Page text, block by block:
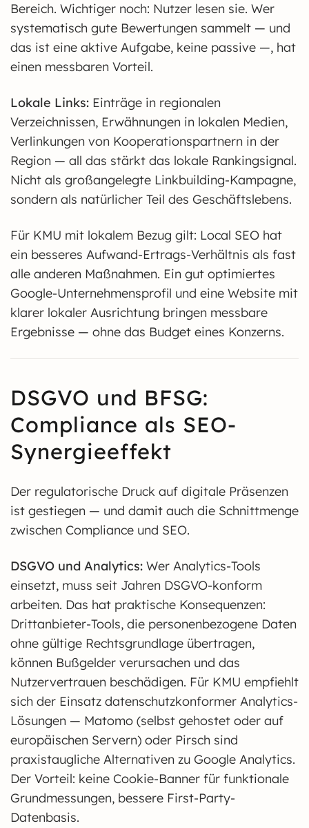
Bereich. Wichtiger noch: Nutzer lesen sie. Wer
systematisch gute Bewertungen sammelt — und
das ist eine aktive Aufgabe, keine passive —, hat
einen messbaren Vorteil.
Lokale Links: Einträge in regionalen
Verzeichnissen, Erwähnungen in lokalen Medien,
Verlinkungen von Kooperationspartnern in der
Region — all das stärkt das lokale Rankingsignal.
Nicht als großangelegte Linkbuilding-Kampagne,
sondern als natürlicher Teil des Geschäftslebens.
Für KMU mit lokalem Bezug gilt: Local SEO hat
ein besseres Aufwand-Ertrags-Verhältnis als fast
alle anderen Maßnahmen. Ein gut optimiertes
Google-Unternehmensprofil und eine Website mit
klarer lokaler Ausrichtung bringen messbare
Ergebnisse — ohne das Budget eines Konzerns.
DSGVO und BFSG:
Compliance als SEO-
Synergieeffekt
Der regulatorische Druck auf digitale Präsenzen
ist gestiegen — und damit auch die Schnittmenge
zwischen Compliance und SEO.
DSGVO und Analytics: Wer Analytics-Tools
einsetzt, muss seit Jahren DSGVO-konform
arbeiten. Das hat praktische Konsequenzen:
Drittanbieter-Tools, die personenbezogene Daten
ohne gültige Rechtsgrundlage übertragen,
können Bußgelder verursachen und das
Nutzervertrauen beschädigen. Für KMU empfiehlt
sich der Einsatz datenschutzkonformer Analytics-
Lösungen — Matomo (selbst gehostet oder auf
europäischen Servern) oder Pirsch sind
praxistaugliche Alternativen zu Google Analytics.
Der Vorteil: keine Cookie-Banner für funktionale
Grundmessungen, bessere First-Party-
Datenbasis.